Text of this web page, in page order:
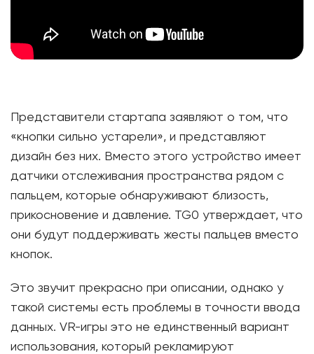
Представители стартапа заявляют о том, что
«кнопки сильно устарели», и представляют
дизайн без них. Вместо этого устройство имеет
датчики отслеживания пространства рядом с
пальцем, которые обнаруживают близость,
прикосновение и давление. TG0 утверждает, что
они будут поддерживать жесты пальцев вместо
кнопок.
Это звучит прекрасно при описании, однако у
такой системы есть проблемы в точности ввода
данных. VR-игры это не единственный вариант
использования, который рекламируют